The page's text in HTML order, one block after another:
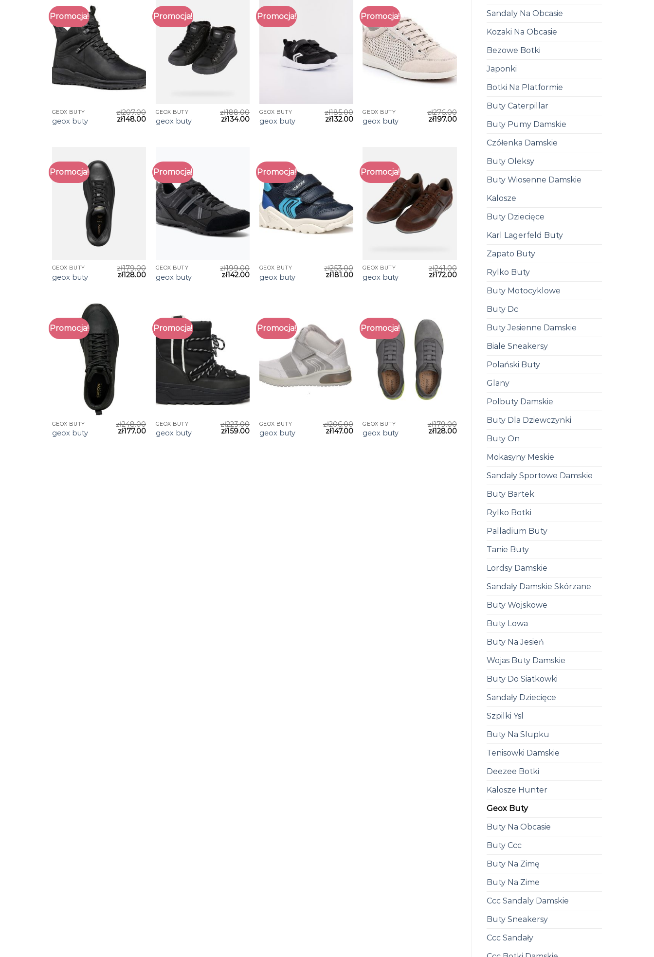
Sandaly Na Obcasie
Kozaki Na Obcasie
Bezowe Botki
Japonki
Botki Na Platformie
Buty Caterpillar
Buty Pumy Damskie
Czółenka Damskie
Buty Oleksy
Buty Wiosenne Damskie
Kalosze
Buty Dziecięce
Karl Lagerfeld Buty
Zapato Buty
Rylko Buty
Buty Motocyklowe
Buty Dc
Buty Jesienne Damskie
Biale Sneakersy
Polański Buty
Glany
Polbuty Damskie
Buty Dla Dziewczynki
Buty On
Mokasyny Meskie
Sandały Sportowe Damskie
Buty Bartek
Rylko Botki
Palladium Buty
Tanie Buty
Lordsy Damskie
Sandały Damskie Skórzane
Buty Wojskowe
Buty Lowa
Buty Na Jesień
Wojas Buty Damskie
Buty Do Siatkowki
Sandały Dziecięce
Szpilki Ysl
Buty Na Slupku
Tenisowki Damskie
Deezee Botki
Kalosze Hunter
Geox Buty
Buty Na Obcasie
Buty Ccc
Buty Na Zimę
Buty Na Zime
Ccc Sandaly Damskie
Buty Sneakersy
Ccc Sandały
Promocja!
GEOX BUTY
geox buty
zł207.00
zł148.00
Promocja!
GEOX BUTY
geox buty
zł188.00
zł134.00
Promocja!
GEOX BUTY
geox buty
zł185.00
zł132.00
Promocja!
GEOX BUTY
geox buty
zł276.00
zł197.00
Promocja!
GEOX BUTY
geox buty
zł179.00
zł128.00
Promocja!
GEOX BUTY
geox buty
zł199.00
zł142.00
Promocja!
GEOX BUTY
geox buty
zł253.00
zł181.00
Promocja!
GEOX BUTY
geox buty
zł241.00
zł172.00
Promocja!
GEOX BUTY
geox buty
zł248.00
zł177.00
Promocja!
GEOX BUTY
geox buty
zł223.00
zł159.00
Promocja!
GEOX BUTY
geox buty
zł206.00
zł147.00
Promocja!
GEOX BUTY
geox buty
zł179.00
zł128.00